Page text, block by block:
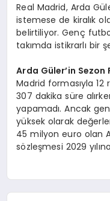
Real Madrid, Arda
istemese de kiralık
belirtiliyor. Genç
takımda istikrarlı bir
Arda Güler’in Sezon
Madrid formasıyla
307 dakika süre
yapamadı. Ancak
yüksek olarak
45 milyon euro olan
sözleşmesi 2029